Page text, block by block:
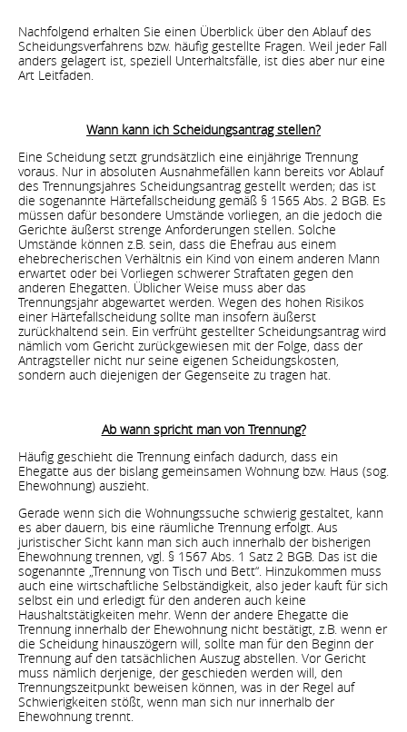
Nachfolgend erhalten Sie einen Überblick über den Ablauf des
Scheidungsverfahrens bzw. häufig gestellte Fragen. Weil jeder Fall
anders gelagert ist, speziell Unterhaltsfälle, ist dies aber nur eine
Art Leitfaden.
Wann kann ich Scheidungsantrag stellen?
Eine Scheidung setzt grundsätzlich eine einjährige Trennung
voraus. Nur in absoluten Ausnahmefällen kann bereits vor Ablauf
des Trennungsjahres Scheidungsantrag gestellt werden; das ist
die sogenannte Härtefallscheidung gemäß § 1565 Abs. 2 BGB. Es
müssen dafür besondere Umstände vorliegen, an die jedoch die
Gerichte äußerst strenge Anforderungen stellen. Solche
Umstände können z.B. sein, dass die Ehefrau aus einem
ehebrecherischen Verhältnis ein Kind von einem anderen Mann
erwartet oder bei Vorliegen schwerer Straftaten gegen den
anderen Ehegatten. Üblicher Weise muss aber das
Trennungsjahr abgewartet werden. Wegen des hohen Risikos
einer Härtefallscheidung sollte man insofern äußerst
zurückhaltend sein. Ein verfrüht gestellter Scheidungsantrag wird
nämlich vom Gericht zurückgewiesen mit der Folge, dass der
Antragsteller nicht nur seine eigenen Scheidungskosten,
sondern auch diejenigen der Gegenseite zu tragen hat.
Ab wann spricht man von Trennung?
Häufig geschieht die Trennung einfach dadurch, dass ein
Ehegatte aus der bislang gemeinsamen Wohnung bzw. Haus (sog.
Ehewohnung) auszieht.
Gerade wenn sich die Wohnungssuche schwierig gestaltet, kann
es aber dauern, bis eine räumliche Trennung erfolgt. Aus
juristischer Sicht kann man sich auch innerhalb der bisherigen
Ehewohnung trennen, vgl. § 1567 Abs. 1 Satz 2 BGB. Das ist die
sogenannte „Trennung von Tisch und Bett“. Hinzukommen muss
auch eine wirtschaftliche Selbständigkeit, also jeder kauft für sich
selbst ein und erledigt für den anderen auch keine
Haushaltstätigkeiten mehr. Wenn der andere Ehegatte die
Trennung innerhalb der Ehewohnung nicht bestätigt, z.B. wenn er
die Scheidung hinauszögern will, sollte man für den Beginn der
Trennung auf den tatsächlichen Auszug abstellen. Vor Gericht
muss nämlich derjenige, der geschieden werden will, den
Trennungszeitpunkt beweisen können, was in der Regel auf
Schwierigkeiten stößt, wenn man sich nur innerhalb der
Ehewohnung trennt.